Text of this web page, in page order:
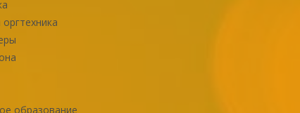
образование